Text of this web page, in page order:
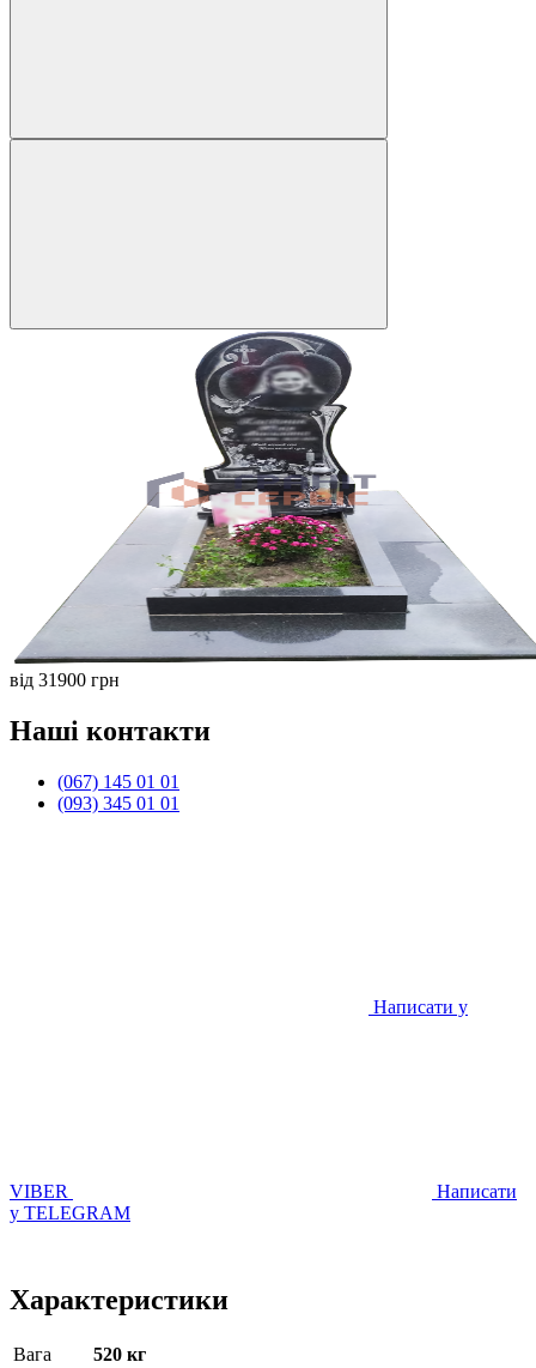
від 31900 грн
Наші контакти
(067) 145 01 01
(093) 345 01 01
Написати у
VIBER
Написати
у TELEGRAM
Характеристики
Вага
520 кг